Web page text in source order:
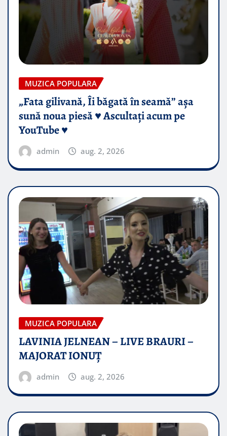
MUZICA POPULARA
„Fata gilivană, Îi băgată în seamă” așa
sună noua piesă ♥️ Ascultați acum pe
YouTube ♥️
admin aug. 2, 2026
MUZICA POPULARA
LAVINIA JELNEAN – LIVE BRAURI –
MAJORAT IONUŢ
admin aug. 2, 2026